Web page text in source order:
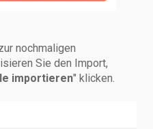
nochmaligen
Sie den Import,
importieren" klicken.